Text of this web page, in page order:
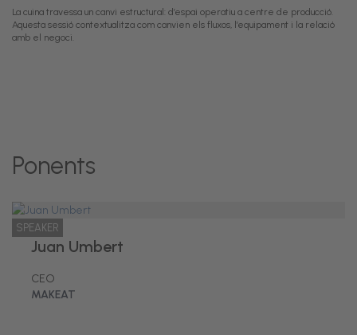
La cuina travessa un canvi estructural: d’espai operatiu a centre de producció.
Aquesta sessió contextualitza com canvien els fluxos, l’equipament i la relació
amb el negoci.
Ponents
SPEAKER
Juan Umbert
CEO
MAKEAT